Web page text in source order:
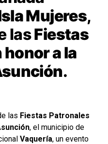
Mujeres,
lasFiestas
a la
.
las Fiestas Patronales
, el municipio de
Vaquería, un evento